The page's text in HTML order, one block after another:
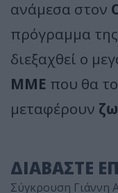
ανάμεσα στον
πρόγραμμα
διεξαχθεί ο
ΜΜΕ που θα
μεταφέρουν
ΔΙΑΒΑΣΤΕ
Σύγκρουση Γιάννη